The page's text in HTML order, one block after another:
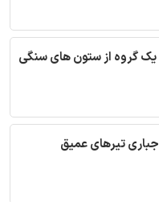
یک گروه از ستون های سنگی
تیرهای عمیق